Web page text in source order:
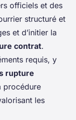
officiels et des
structuré et
et d’initier la
contrat.
requis, y
rupture
procédure
les